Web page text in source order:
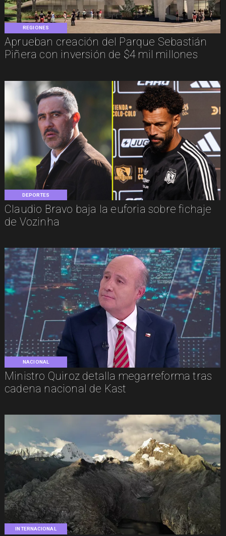
REGIONES
Aprueban creación del Parque Sebastián
Piñera con inversión de $4 mil millones
DEPORTES
Claudio Bravo baja la euforia sobre fichaje
de Vozinha
NACIONAL
Ministro Quiroz detalla megarreforma tras
cadena nacional de Kast
INTERNACIONAL